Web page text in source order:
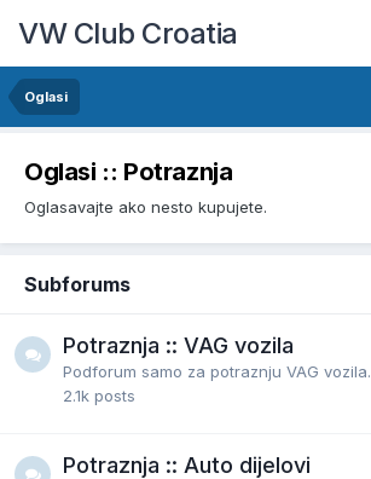
VW Club Croatia
Oglasi
Oglasi :: Potraznja
Oglasavajte ako nesto kupujete.
Subforums
Potraznja :: VAG vozila
Podforum samo za potraznju VAG vozila.
2.1k posts
Potraznja :: Auto dijelovi